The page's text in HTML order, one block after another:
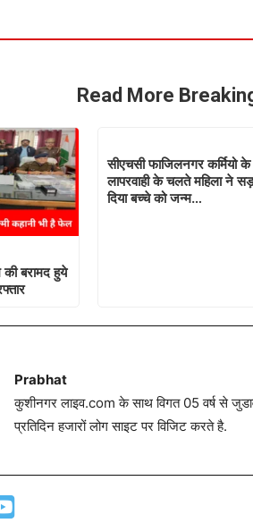
Read More
बरामद हुये
सीएचसी फाजिलनगर कर्मियो के
लापरवाही के चलते महिला ने
दिया बच्चे को जन्म…
Prabhat
कुशीनगर लाइव.com के साथ विगत 05 वर्ष से
प्रतिदिन हजारों लोग साइट पर विजिट करते है.